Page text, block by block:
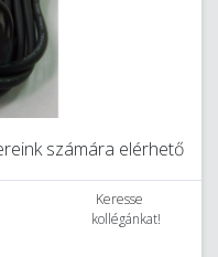
számára elérhető
Keresse
kollégánkat!